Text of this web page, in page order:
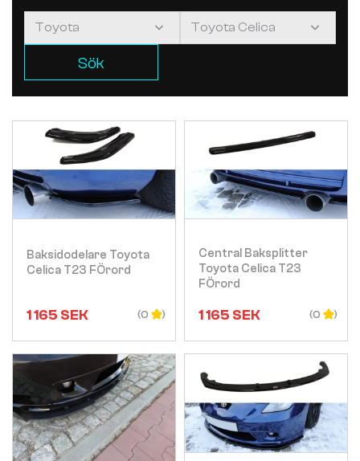
Sök
Baksidodelare Toyota
Celica T23 FÖrord
1 165 SEK (0
Visa
Central Baksplitter
Toyota Celica T23
FÖrord
1 165 SEK (0
Visa
Visa Visa